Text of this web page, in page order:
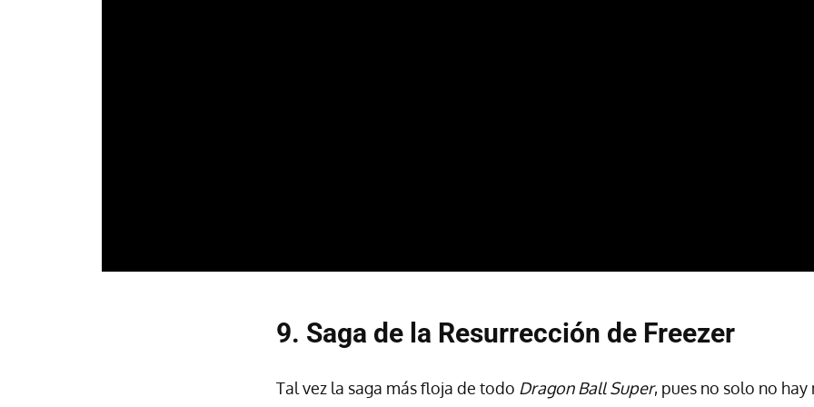
9. Saga de la Resurrección de Freezer
Tal vez la saga más floja de todo Dragon Ball Super, pues no solo no hay